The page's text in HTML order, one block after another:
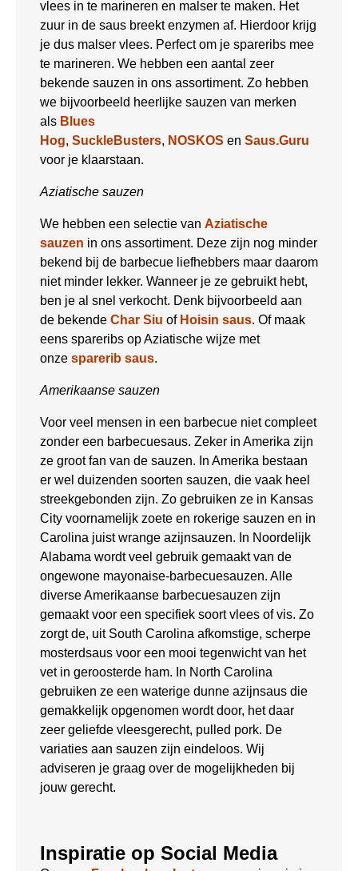
vlees in te marineren en malser te maken. Het
zuur in de saus breekt enzymen af. Hierdoor krijg
je dus malser vlees. Perfect om je spareribs mee
te marineren. We hebben een aantal zeer
bekende sauzen in ons assortiment. Zo hebben
we bijvoorbeeld heerlijke sauzen van merken
als Blues
Hog, SuckleBusters, NOSKOS en Saus.Guru
voor je klaarstaan.
Aziatische sauzen
We hebben een selectie van Aziatische
sauzen in ons assortiment. Deze zijn nog minder
bekend bij de barbecue liefhebbers maar daarom
niet minder lekker. Wanneer je ze gebruikt hebt,
ben je al snel verkocht. Denk bijvoorbeeld aan
de bekende Char Siu of Hoisin saus. Of maak
eens spareribs op Aziatische wijze met
onze sparerib saus.
Amerikaanse sauzen
Voor veel mensen in een barbecue niet compleet
zonder een barbecuesaus. Zeker in Amerika zijn
ze groot fan van de sauzen. In Amerika bestaan
er wel duizenden soorten sauzen, die vaak heel
streekgebonden zijn. Zo gebruiken ze in Kansas
City voornamelijk zoete en rokerige sauzen en in
Carolina juist wrange azijnsauzen. In Noordelijk
Alabama wordt veel gebruik gemaakt van de
ongewone mayonaise-barbecuesauzen. Alle
diverse Amerikaanse barbecuesauzen zijn
gemaakt voor een specifiek soort vlees of vis. Zo
zorgt de, uit South Carolina afkomstige, scherpe
mosterdsaus voor een mooi tegenwicht van het
vet in geroosterde ham. In North Carolina
gebruiken ze een waterige dunne azijnsaus die
gemakkelijk opgenomen wordt door, het daar
zeer geliefde vleesgerecht, pulled pork. De
variaties aan sauzen zijn eindeloos. Wij
adviseren je graag over de mogelijkheden bij
jouw gerecht.
Inspiratie op Social Media